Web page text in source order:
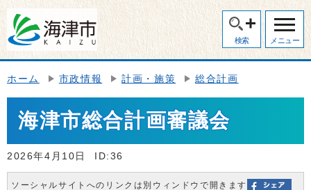
検索 メニュー
ホーム 市政情報 計画・施策 総合計画
海津市総合計画審議会
2026年4月10日 ID:36
ソーシャルサイトへのリンクは別ウィンドウで開きます